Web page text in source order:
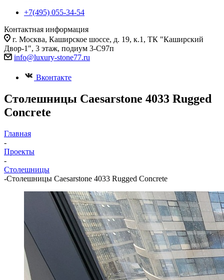
+7(495) 055-34-54
Контактная информация
г. Москва, Каширское шоссе, д. 19, к.1, ТК "Каширский
Двор-1", 3 этаж, подиум 3-С97п
info@luxury-stone77.ru
Вконтакте
Столешницы Caesarstone 4033 Rugged
Concrete
Главная
-
Проекты
-
Столешницы
-Столешницы Caesarstone 4033 Rugged Concrete